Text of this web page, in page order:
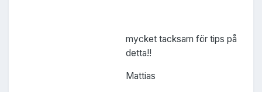
mycket tacksam för tips på
detta!!
Mattias